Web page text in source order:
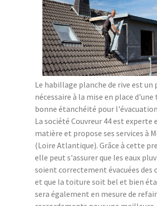
Le habillage planche de rive est un
nécessaire à la mise en place d'une
bonne étanchéité pour l'évacuation
La société Couvreur 44 est experte
matière et propose ses services à
(Loire Atlantique). Grâce à cette
elle peut s'assurer que les eaux
soient correctement évacuées des
et que la toiture soit bel et bien
sera également en mesure de